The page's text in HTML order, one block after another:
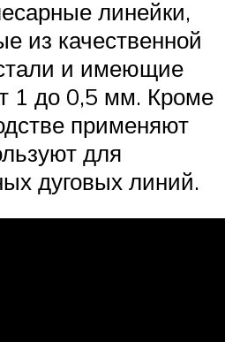
линейки,
из качественной
и имеющие
1 до 0,5 мм. Кроме
применяют
для
дуговых линий.